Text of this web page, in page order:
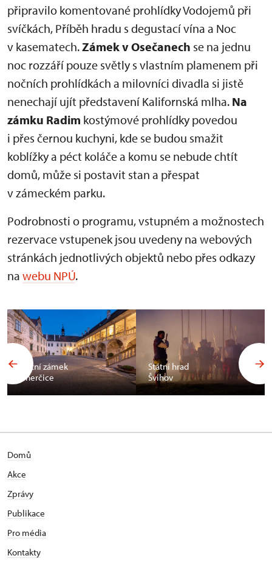
připravilo komentované prohlídky Vodojemů při
svíčkách, Příběh hradu s degustací vína a Noc
v kasematech.Zámek v Osečanech se na jednu
noc rozzáří pouze světly s vlastním plamenem při
nočních prohlídkách a milovníci divadla si jistě
nenechají ujít představení Kalifornská mlha. Na
zámku Radim kostýmové prohlídky povedou
i přes černou kuchyni, kde se budou smažit
koblížky a péct koláče a komu se nebude chtít
domů, může si postavit stan a přespat
v zámeckém parku.
Podrobnosti o programu, vstupném a možnostech
rezervace vstupenek jsou uvedeny na webových
stránkách jednotlivých objektů nebo přes odkazy
na webu NPÚ.
Státní zámek
Uherčice
Státní hrad
Švihov
Domů
Akce
Zprávy
Publikace
Pro média
Kontakty